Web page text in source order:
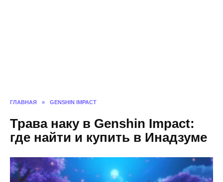
ГЛАВНАЯ » GENSHIN IMPACT
Трава наку в Genshin Impact:
где найти и купить в Инадзуме